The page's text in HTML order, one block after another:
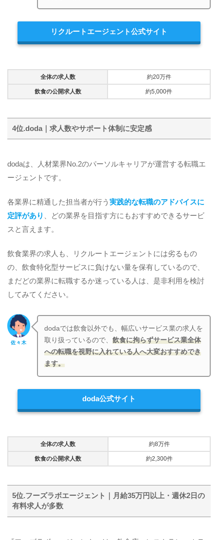
リクルートエージェント公式サイト
全体の求人数 約20万件
飲食の公開求人数 約5,000件
4位.doda｜求人数やサポート体制に安定感
dodaは、人材業界No.2のパーソルキャリアが運営する転職エ
ージェントです。
各業界に精通した担当者が行う 実践的な転職のアドバイスに
定評があり
、どの業界を目指す方にもおすすめできるサービ
スと言えます。
飲食業界の求人も、リクルートエージェントには劣るもの
の、飲食特化型サービスに負けない量を保有しているので、
まだどの業界に転職するか迷っている人は、是非利用を検討
してみてください。
佐々木
dodaでは飲食以外でも、幅広いサービス業の求人を
取り扱っているので、飲食に拘らずサービス業全体
への転職を視野に入れている人へ大変おすすめでき
ます。
doda公式サイト
全体の求人数 約8万件
飲食の公開求人数 約2,300件
5位.フーズラボエージェント｜月給35万円以上・週休2日の
有料求人が多数